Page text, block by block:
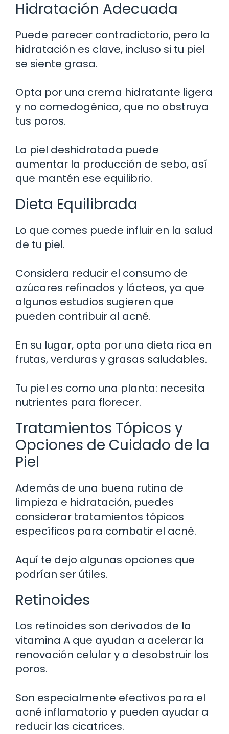
Hidratación Adecuada
Puede parecer contradictorio, pero la
hidratación es clave, incluso si tu piel
se siente grasa.
Opta por una crema hidratante ligera
y no comedogénica, que no obstruya
tus poros.
La piel deshidratada puede
aumentar la producción de sebo, así
que mantén ese equilibrio.
Dieta Equilibrada
Lo que comes puede influir en la salud
de tu piel.
Considera reducir el consumo de
azúcares refinados y lácteos, ya que
algunos estudios sugieren que
pueden contribuir al acné.
En su lugar, opta por una dieta rica en
frutas, verduras y grasas saludables.
Tu piel es como una planta: necesita
nutrientes para florecer.
Tratamientos Tópicos y
Opciones de Cuidado de la
Piel
Además de una buena rutina de
limpieza e hidratación, puedes
considerar tratamientos tópicos
específicos para combatir el acné.
Aquí te dejo algunas opciones que
podrían ser útiles.
Retinoides
Los retinoides son derivados de la
vitamina A que ayudan a acelerar la
renovación celular y a desobstruir los
poros.
Son especialmente efectivos para el
acné inflamatorio y pueden ayudar a
reducir las cicatrices.